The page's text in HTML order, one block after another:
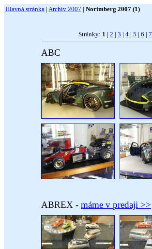
Hlavná stránka | Archív 2007 | Norimberg 2007 (1)
Stránky: 1 | 2 | 3 | 4 | 5 | 6 | 7
ABC
ABREX - máme v predaji >>